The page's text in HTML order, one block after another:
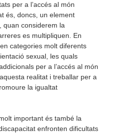
per a l’accés al món
és, doncs, un element
quan considerem la
es multipliquen. En
categories molt diferents
sexual, les quals
per a l’accés al món
realitat i treballar per a
la igualtat
important és també la
enfronten dificultats